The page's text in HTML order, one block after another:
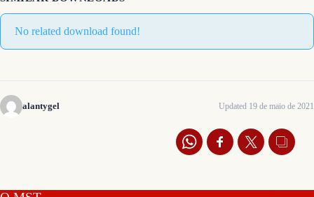
No related download found!
alantygel Updated 19 de maio de 2021